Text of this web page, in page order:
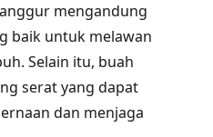
mengandung
baik untuk melawan
Selain itu, buah
serat yang dapat
dan menjaga